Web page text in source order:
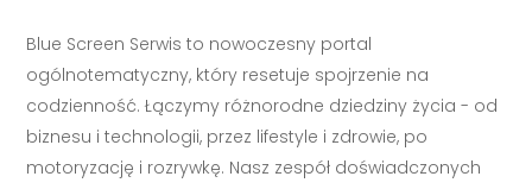
Blue Screen Serwis to nowoczesny portal
ogólnotematyczny, który resetuje spojrzenie na
codzienność. Łączymy różnorodne dziedziny życia - od
biznesu i technologii, przez lifestyle i zdrowie, po
motoryzację i rozrywkę. Nasz zespół doświadczonych